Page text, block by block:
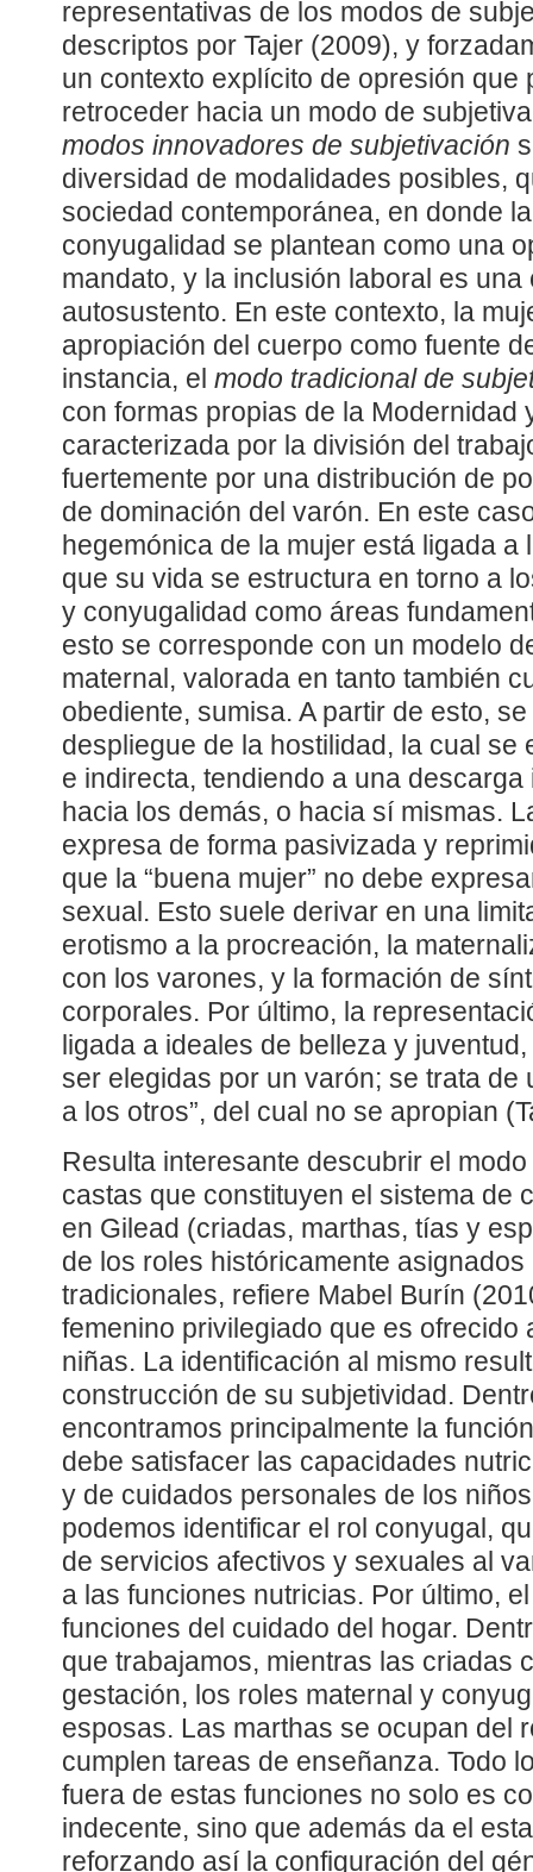
representativas de los modos de
descriptos por Tajer (2009), y
un contexto explícito de opresión que
retroceder hacia un modo de
modos innovadores de subjetivación
diversidad de modalidades posibles,
sociedad contemporánea, en donde
conyugalidad se plantean como una
mandato, y la inclusión laboral es
autosustento. En este contexto, la
apropiación del cuerpo como fuente
instancia, el modo tradicional de
con formas propias de la Modernidad
caracterizada por la división del
fuertemente por una distribución de
de dominación del varón. En este
hegemónica de la mujer está ligada a
que su vida se estructura en torno a
y conyugalidad como áreas
esto se corresponde con un modelo
maternal, valorada en tanto también
obediente, sumisa. A partir de esto,
despliegue de la hostilidad, la cual se
e indirecta, tendiendo a una
hacia los demás, o hacia sí mismas.
expresa de forma pasivizada y
que la “buena mujer” no debe
sexual. Esto suele derivar en una
erotismo a la procreación, la
con los varones, y la formación de
corporales. Por último, la
ligada a ideales de belleza y
ser elegidas por un varón; se trata de
a los otros”, del cual no se apropian
Resulta interesante descubrir el
castas que constituyen el sistema de
en Gilead (criadas, marthas, tías y
de los roles históricamente
tradicionales, refiere Mabel Burín
femenino privilegiado que es ofrecido
niñas. La identificación al mismo
construcción de su subjetividad.
encontramos principalmente la
debe satisfacer las capacidades
y de cuidados personales de los
podemos identificar el rol conyugal,
de servicios afectivos y sexuales al
a las funciones nutricias. Por último,
funciones del cuidado del hogar.
que trabajamos, mientras las criadas
gestación, los roles maternal y
esposas. Las marthas se ocupan del
cumplen tareas de enseñanza. Todo
fuera de estas funciones no solo es
indecente, sino que además da el
reforzando así la configuración del